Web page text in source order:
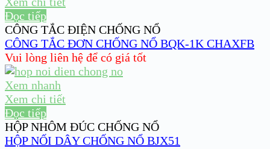
Đọc tiếp
CÔNG TẮC ĐIỆN CHỐNG NỔ
CÔNG TẮC ĐƠN CHỐNG NỔ BQK-1K CHAXFB
Vui lòng liên hệ để có giá tốt
Xem nhanh
Xem chi tiết
Đọc tiếp
HỘP NHÔM ĐÚC CHỐNG NỔ
HỘP NỐI DÂY CHỐNG NỔ BJX51